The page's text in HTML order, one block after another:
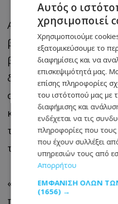
Από τις καταθέσεις
βάρυναν ακόμα
βαρύ κλίμα στην
διασωστών και των
οποίοι περιέγραψαν
κατάσταση που
την εικόνα του
τους.
«Φτάσαμε σε 3 λεπτά
πήραμε την κλήση.
Αυτός ο
χρησιμοποιεί
Χρησιμοποιούμε
εξατομικεύσουμε το
διαφημίσεις και να
επισκεψιμότητά μας.
επίσης πληροφορίες
του ιστότοπού μας με
διαφήμισης και
ενδέχεται να τις
πληροφορίες που τους
που έχουν συλλέξει
υπηρεσιών τους από
Απορρήτου
ΕΜΦΆΝΙΣΗ ΌΛΩΝ
(1656) →